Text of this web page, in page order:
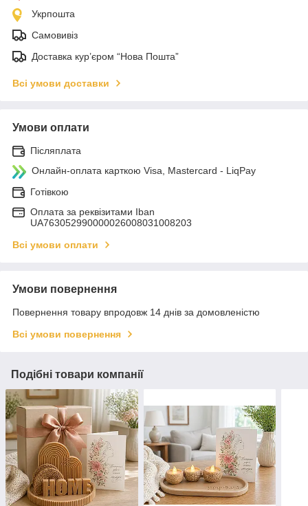
Укрпошта
Самовивіз
Доставка кур’єром “Нова Пошта”
Всі умови доставки
Умови оплати
Післяплата
Онлайн-оплата карткою Visa, Mastercard - LiqPay
Готівкою
Оплата за реквізитами Iban
UA763052990000026008031008203
Всі умови оплати
Умови повернення
Повернення товару впродовж 14 днів за домовленістю
Всі умови повернення
Подібні товари компанії